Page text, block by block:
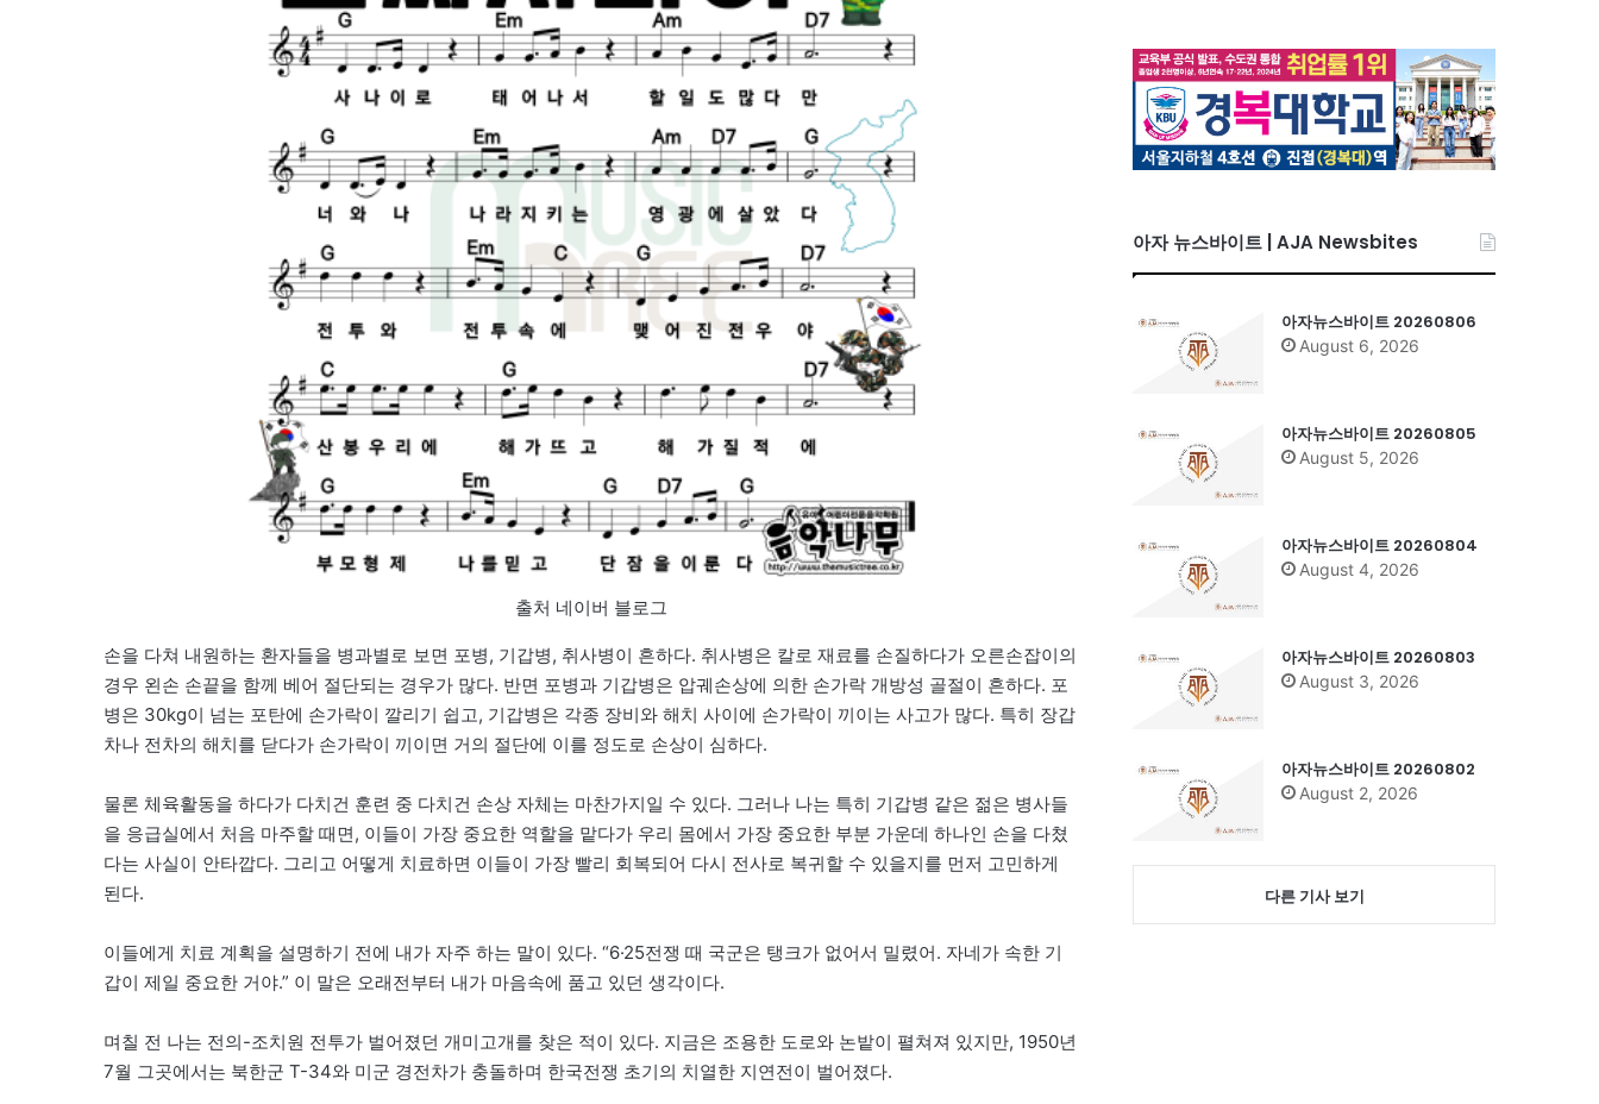
출처 네이버 블로그
손을 다쳐 내원하는 환자들을 병과별로 보면 포병, 기갑병, 취사병이 흔하다. 취사병은 칼로 재료를 손질하다가 오른손잡이의
경우 왼손 손끝을 함께 베어 절단되는 경우가 많다. 반면 포병과 기갑병은 압궤손상에 의한 손가락 개방성 골절이 흔하다. 포
병은 30kg이 넘는 포탄에 손가락이 깔리기 쉽고, 기갑병은 각종 장비와 해치 사이에 손가락이 끼이는 사고가 많다. 특히 장갑
차나 전차의 해치를 닫다가 손가락이 끼이면 거의 절단에 이를 정도로 손상이 심하다.
물론 체육활동을 하다가 다치건 훈련 중 다치건 손상 자체는 마찬가지일 수 있다. 그러나 나는 특히 기갑병 같은 젊은 병사들
을 응급실에서 처음 마주할 때면, 이들이 가장 중요한 역할을 맡다가 우리 몸에서 가장 중요한 부분 가운데 하나인 손을 다쳤
다는 사실이 안타깝다. 그리고 어떻게 치료하면 이들이 가장 빨리 회복되어 다시 전사로 복귀할 수 있을지를 먼저 고민하게
된다.
이들에게 치료 계획을 설명하기 전에 내가 자주 하는 말이 있다. “6·25전쟁 때 국군은 탱크가 없어서 밀렸어. 자네가 속한 기
갑이 제일 중요한 거야.” 이 말은 오래전부터 내가 마음속에 품고 있던 생각이다.
며칠 전 나는 전의-조치원 전투가 벌어졌던 개미고개를 찾은 적이 있다. 지금은 조용한 도로와 논밭이 펼쳐져 있지만, 1950년
7월 그곳에서는 북한군 T-34와 미군 경전차가 충돌하며 한국전쟁 초기의 치열한 지연전이 벌어졌다.
아자 뉴스바이트 | AJA Newsbites
아자뉴스바이트 20260806
August 6, 2026
아자뉴스바이트 20260805
August 5, 2026
아자뉴스바이트 20260804
August 4, 2026
아자뉴스바이트 20260803
August 3, 2026
아자뉴스바이트 20260802
August 2, 2026
다른 기사 보기